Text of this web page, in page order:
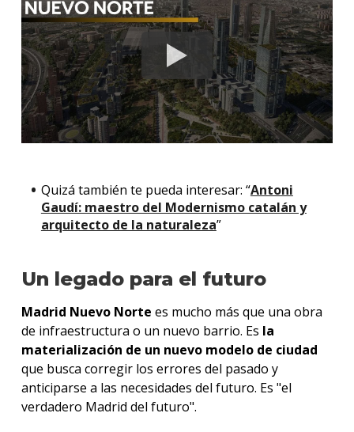
Quizá también te pueda interesar: “Antoni
Gaudí: maestro del Modernismo catalán y
arquitecto de la naturaleza”
Un legado para el futuro
Madrid Nuevo Norte es mucho más que una obra
de infraestructura o un nuevo barrio. Es la
materialización de un nuevo modelo de ciudad
que busca corregir los errores del pasado y
anticiparse a las necesidades del futuro. Es "el
verdadero Madrid del futuro".